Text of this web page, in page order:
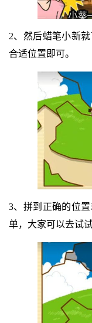
2、然后蜡笔小新
合适位置即可。
3、拼到正确的位
单，大家可以去试试